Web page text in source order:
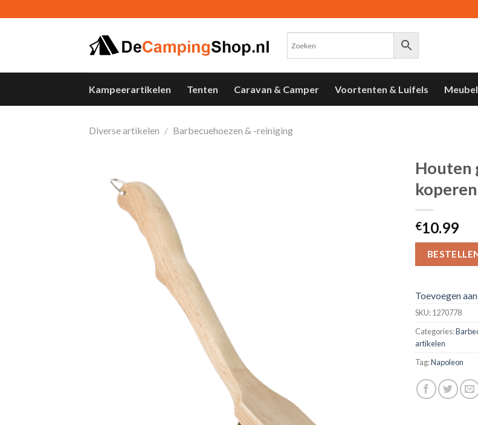
to
Kampeerartikelen Tenten Caravan & Camper Voortenten & Luifels
Diverse artikelen / Barbecuehoezen & -reiniging
Houten
€10.99
Toevoegen
SKU:1270778
Categories:
artikelen
Tag:Napoleon